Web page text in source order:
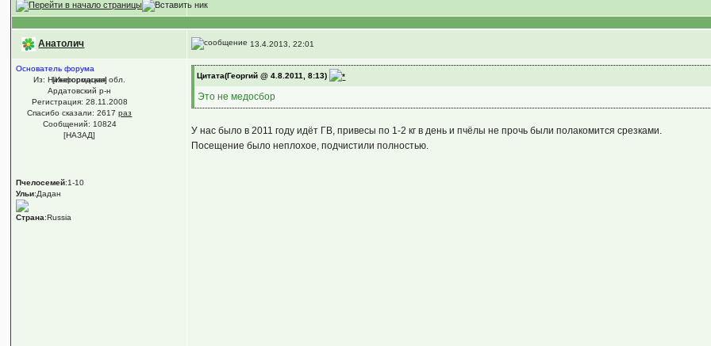
Анатолич 13.4.2013, 22:01
Основатель форума
[Информация]
Из: Нижегородская обл.
Ардатовский р-н
Регистрация: 28.11.2008
Спасибо сказали:2617 раз
Сообщений: 10824
[НАЗАД]
Пчелосемей:1-10
Ульи:Дадан
Страна:Russia
Цитата(Георгий @ 4.8.2011, 8:13)
Это не медосбор
У нас было в 2011 году идёт ГВ, привесы по 1-2 кг в день и пчёлы не прочь были полакомится срезками.
Посещение было неплохое, подчистили полностью.